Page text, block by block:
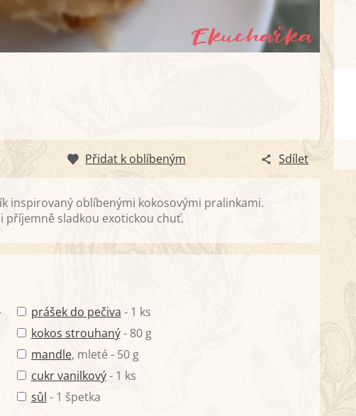
Přidat k oblíbeným Sdílet
inspirovaný oblíbenými kokosovými pralinkami.
příjemně sladkou exotickou chuť.
prášek do pečiva - 1 ks
kokos strouhaný- 80 g
mandle, mleté - 50 g
cukr vanilkový- 1 ks
sůl - 1 špetka